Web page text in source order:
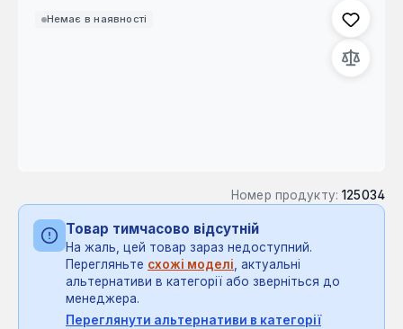
Немає в наявності
Номер продукту: 125034
Товар тимчасово відсутній
На жаль, цей товар зараз недоступний.
Перегляньте схожі моделі, актуальні
альтернативи в категорії або зверніться до
менеджера.
Переглянути альтернативи в категорії